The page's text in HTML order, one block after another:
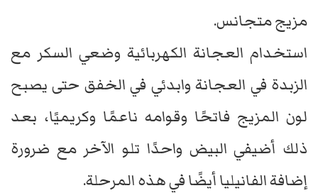
مزيج متجانس.
استخدام العجانة الكهربائية وضعي السكر مع
الزبدة في العجانة وابدئي في الخفق حتى يصبح
لون المزيج فاتحًا وقوامه ناعمًا وكريميًا، بعد
ذلك أضيفي البيض واحدًا تلو الآخر مع ضرورة
إضافة الفانيليا أيضًا في هذه المرحلة.